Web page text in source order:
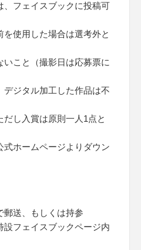
フェイスブックに投稿可
使用した場合は選考外と
こと（撮影日は応募票に
ジタル加工した作品は不
し入賞は原則一人1点と
ホームページよりダウン
郵送、もしくは持参
設フェイスブックページ内